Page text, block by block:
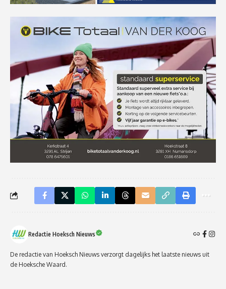
Redactie Hoeksch Nieuws
De redactie van Hoeksch Nieuws verzorgt dagelijks het laatste nieuws uit
de Hoeksche Waard.